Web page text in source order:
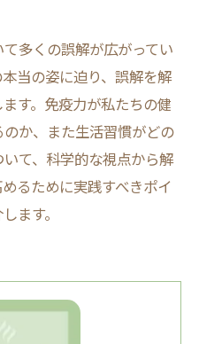
多くの誤解が広がってい
当の姿に迫り、誤解を解
す。免疫力が私たちの健
か、また生活習慣がどの
て、科学的な視点から解
るために実践すべきポイ
ます。